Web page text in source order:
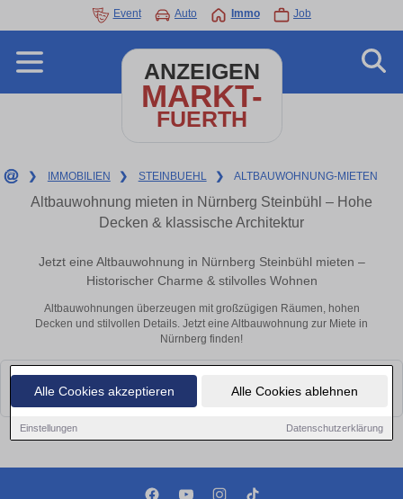
Alle Cookies akzeptieren Alle Cookies ablehnen
Einstellungen Datenschutzerklärung
Event Auto Immo Job
ANZEIGEN
MARKT-
FUERTH
❯ IMMOBILIEN ❯ STEINBUEHL ❯ ALTBAUWOHNUNG-MIETEN
Altbauwohnung mieten in Nürnberg Steinbühl – Hohe
Decken & klassische Architektur
Jetzt eine Altbauwohnung in Nürnberg Steinbühl mieten –
Historischer Charme & stilvolles Wohnen
Altbauwohnungen überzeugen mit großzügigen Räumen, hohen
Decken und stilvollen Details. Jetzt eine Altbauwohnung zur Miete in
Nürnberg finden!
Leider konnten wir derzeit keine passenden Objekte finden. Schauen Sie
bald wieder vorbei!